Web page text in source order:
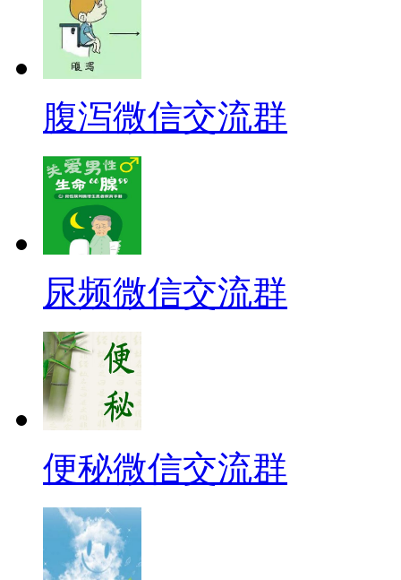
腹泻微信交流群
尿频微信交流群
便秘微信交流群